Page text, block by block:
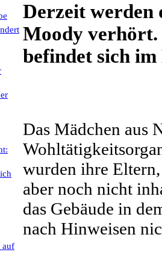
auf
Derzeit werden
Moody
befindet sich
Das Mädchen aus
wurden ihre
aber noch nicht
das Gebäude in
nach Hinweisen